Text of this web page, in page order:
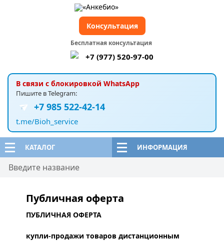
КАТАЛОГ ИНФОРМАЦИЯ
В связи с блокировкой WhatsApp
Пишите в Telegram:
+7 985 522-42-14
t.me/Bioh_service
Бесплатная консультация
+7 (977) 520-97-00
Консультация
Публичная оферта
ПУБЛИЧНАЯ ОФЕРТА
купли-продажи товаров дистанционным